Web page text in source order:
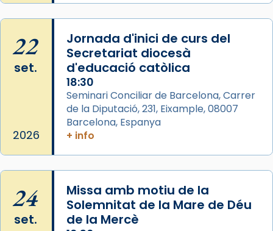
Arquebisbat de Barcelona
2 weeks ago
Memòria de les santes Juliana i
Semproniana, verges i màrtirs.
Acompanyant la història de sant Cugat, a
eterna”) són deixebles seves. I l’any 1667, el
frare Joan Gaspar Roig, afirma en una obra
que les santes són filles de l’antiga Iluro.
22
set.
2026
Jornada d'inici de curs del
Secretariat diocesà
d'educació catòlica
18:30
Seminari Conciliar de Barcelona, Carrer
de la Diputació, 231, Eixample, 08007
Barcelona, Espanya
+ info
24
set.
Missa amb motiu de la
Solemnitat de la Mare de Déu
de la Mercè